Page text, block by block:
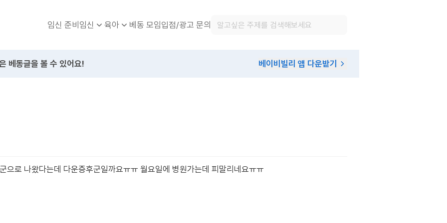
임신 준비임신 육아 베동 모임입점/광고 문의
베동글을 볼 수 있어요! 베이비빌리 앱 다운받기
으로 나왔다는데 다운증후군일까요ㅠㅠ 월요일에 병원가는데 피말리네요ㅠㅠ